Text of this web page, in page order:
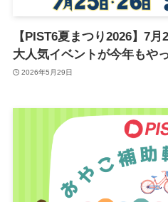
【PIST6夏まつり2026】7
大人気イベントが今年もや
2026年5月29日